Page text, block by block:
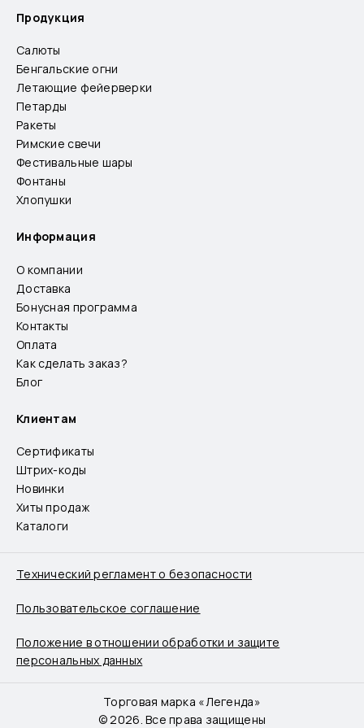
Продукция
Салюты
Бенгальские огни
Летающие фейерверки
Петарды
Ракеты
Римские свечи
Фестивальные шары
Фонтаны
Хлопушки
Информация
О компании
Доставка
Бонусная программа
Контакты
Оплата
Как сделать заказ?
Блог
Клиентам
Сертификаты
Штрих-коды
Новинки
Хиты продаж
Каталоги
Технический регламент о безопасности
Пользовательское соглашение
Положение в отношении обработки и защите
персональных данных
Торговая марка «Легенда»
© 2026. Все права защищены